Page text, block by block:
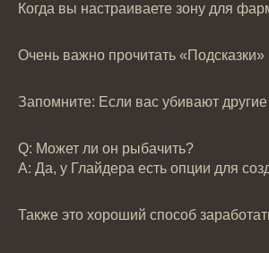
Когда вы настраиваете зону для
Очень важно прочитать
Запомните: Если вас убивают
Q: Может ли он рыбачить?
А: Да, у Глайдера есть опции для
Также это хороший способ